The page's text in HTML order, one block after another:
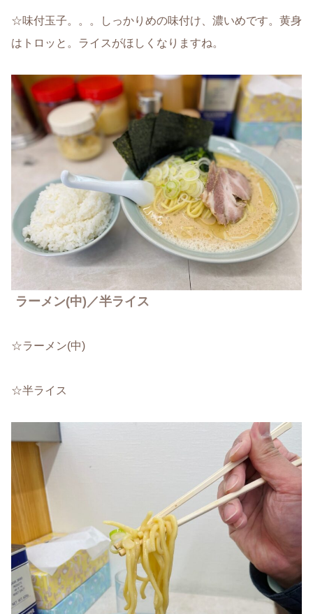
☆味付玉子。。。しっかりめの味付け、濃いめです。黄身
はトロッと。ライスがほしくなりますね。
ラーメン(中)／半ライス
☆ラーメン(中)
☆半ライス